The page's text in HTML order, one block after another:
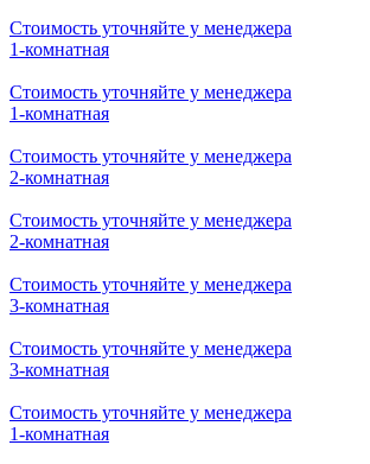
Стоимость уточняйте у менеджера
1-комнатная
Стоимость уточняйте у менеджера
1-комнатная
Стоимость уточняйте у менеджера
2-комнатная
Стоимость уточняйте у менеджера
2-комнатная
Стоимость уточняйте у менеджера
3-комнатная
Стоимость уточняйте у менеджера
3-комнатная
Стоимость уточняйте у менеджера
1-комнатная